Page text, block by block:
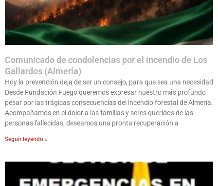
Comunicado de condolencias por el incendio de Los
Gallardos (Almería)
Hoy la prevención deja de ser un consejo, para que sea una necesidad
Desde Fundación Fuego queremos expresar nuestro más profundo
pesar por las trágicas consecuencias del incendio forestal de Almería.
Acompañamos en el dolor a las familias y seres queridos de las
personas fallecidas, deseamos una pronta recuperación a
Seguir leyendo »